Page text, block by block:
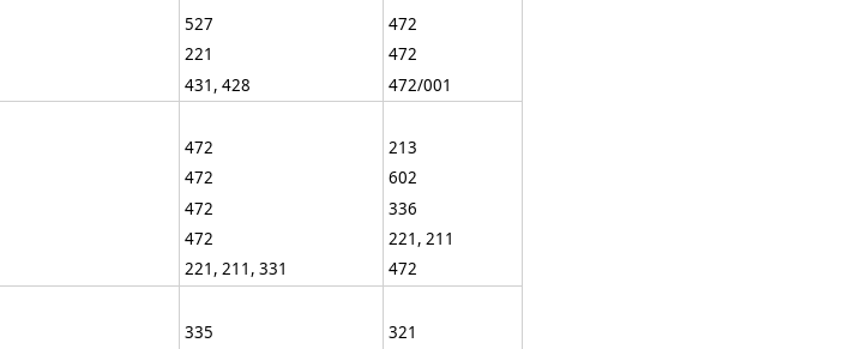
527
221
431, 428
472
472
472/001
472
472
472
472
221, 211, 331
213
602
336
221, 211
472
335 321